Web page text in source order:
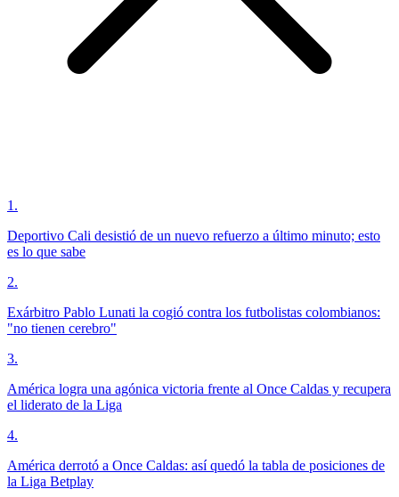
1 .
Deportivo Cali desistió de un nuevo refuerzo a último minuto; esto
es lo que sabe
2.
Exárbitro Pablo Lunati la cogió contra los futbolistas colombianos:
"no tienen cerebro"
3.
América logra una agónica victoria frente al Once Caldas y recupera
el liderato de la Liga
4.
América derrotó a Once Caldas: así quedó la tabla de posiciones de
la Liga Betplay